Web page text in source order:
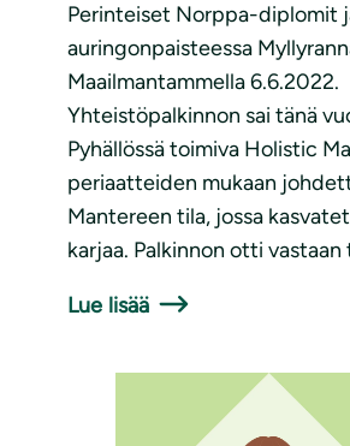
Perinteiset Norppa-diplomit
auringonpaisteessa
Maailmantammella 6.6.2022.
Yhteistöpalkinnon sai tänä
Pyhällössä toimiva Holistic
periaatteiden mukaan
Mantereen tila, jossa
karjaa. Palkinnon otti vastaan
Lue lisää